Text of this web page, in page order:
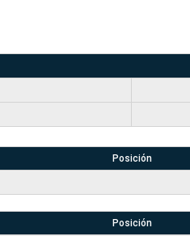
Posición
Posición